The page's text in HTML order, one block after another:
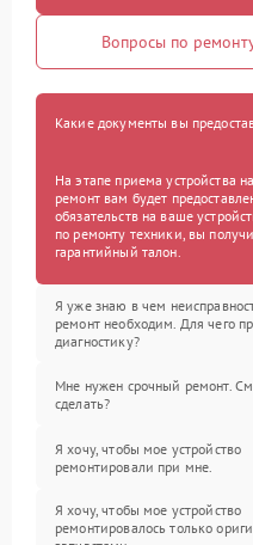
Вопросы по
Какие документы вы
На этапе приема устройства
ремонт вам будет
обязательств на ваше
по ремонту техники, вы
гарантийный талон.
Я уже знаю в чем
ремонт необходим. Для чего
диагностику?
Мне нужен срочный ремонт.
сделать?
Я хочу, чтобы мое устройство
ремонтировали при мне.
Я хочу, чтобы мое устройство
ремонтировалось только